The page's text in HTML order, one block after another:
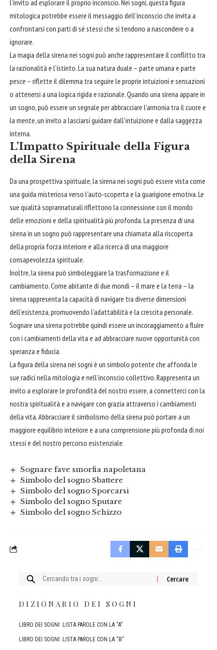
l’invito ad esplorare il proprio inconscio. Nei sogni, questa figura
mitologica potrebbe essere il messaggio dell’inconscio che invita a
confrontarsi con parti di sé stessi che si tendono a nascondere o a
ignorare.
La magia della sirena nei sogni può anche rappresentare il conflitto tra
la razionalità e l’istinto. La sua natura duale – parte umana e parte
pesce – riflette il dilemma tra seguire le proprie intuizioni e sensazioni
o attenersi a una logica rigida e razionale. Quando una sirena appare in
un sogno, può essere un segnale perabbracciare l’armonia tra il cuore e
la mente, un invito a lasciarsi guidare dall’intuizione e dalla saggezza
interna.
L’Impatto Spirituale della Figura
della Sirena
Da una prospettiva spirituale, la sirena nei sogni può essere vista come
una guida misteriosa verso l’auto-scoperta e la guarigione emotiva. Le
sue qualità soprannaturali riflettono la connessione con il mondo
delle emozioni e della spiritualità più profonda. La presenza di una
sirena in un sogno può rappresentare una chiamata alla riscoperta
della propria forza interiore e alla ricerca di una maggiore
consapevolezza spirituale.
Inoltre, la sirena può simboleggiare la trasformazione e il
cambiamento. Come abitante di due mondi – il mare e la terra – la
sirena rappresenta la capacità di navigare tra diverse dimensioni
dell’esistenza, promuovendo l’adattabilità e la crescita personale.
Sognare una sirena potrebbe quindi essere un incoraggiamento a fluire
con i cambiamenti della vita e ad abbracciare nuove opportunità con
speranza e fiducia.
La figura della sirena nei sogni è un simbolo potente che affonda le
sue radici nella mitologia e nell’inconscio collettivo. Rappresenta un
invito a esplorare le profondità del nostro essere, a connetterci con la
nostra spiritualità e a navigare con grazia attraverso i cambiamenti
della vita. Abbracciare il simbolismo della sirena può portare a un
maggiore equilibrio interiore e a una comprensione più profonda di noi
stessi e del nostro percorso esistenziale.
Sognare fave smorfia napoletana
Simbolo del sogno Sbattere
Simbolo del sogno Sporcarsi
Simbolo del sogno Sputare
Simbolo del sogno Schizzo
Cercare:
DIZIONARIO DEI SOGNI
LIBRO DEI SOGNI: LISTA PAROLE CON LA “A”
LIBRO DEI SOGNI: LISTA PAROLE CON LA “B”